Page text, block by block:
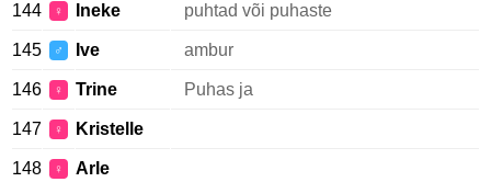
144 ♀ Ineke puhtad või puhaste
145 ♂ Ive ambur
146 ♀ Trine Puhas ja
147 ♀ Kristelle
148 ♀ Arle